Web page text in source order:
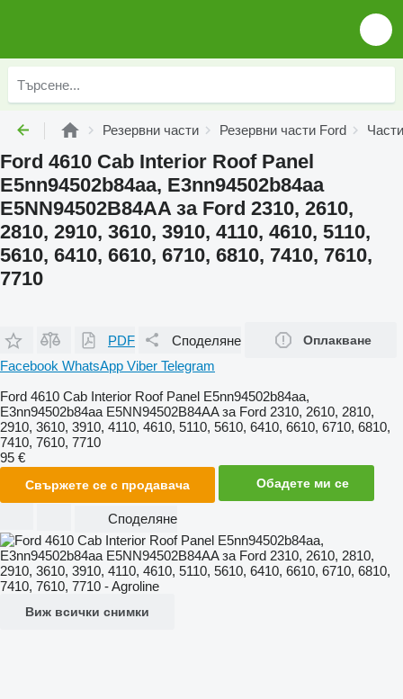
Резервни части Резервни части Ford
Ford 4610 Cab Interior Roof Panel
E5nn94502b84aa, E3nn94502b84aa
E5NN94502B84AA за Ford 2310, 2610,
2810, 2910, 3610, 3910, 4110, 4610, 5110,
5610, 6410, 6610, 6710, 6810, 7410, 7610,
7710
PDF Споделяне Оплакване
Facebook WhatsApp Viber Telegram
Ford 4610 Cab Interior Roof Panel E5nn94502b84aa,
E3nn94502b84aa E5NN94502B84AA за Ford 2310, 2610, 2810,
2910, 3610, 3910, 4110, 4610, 5110, 5610, 6410, 6610, 6710, 6810,
7410, 7610, 7710
95 €
Свържете се с продавача Обадете ми се
Споделяне
Виж всички снимки